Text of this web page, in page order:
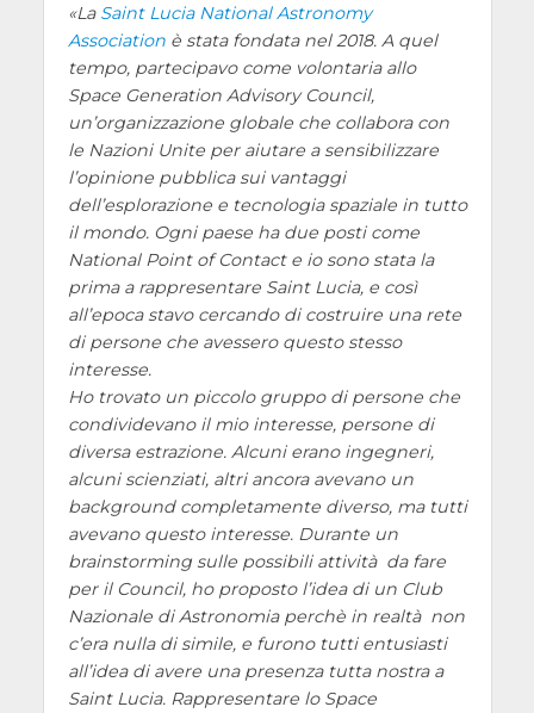
La Saint Lucia National Astronomy
Associationè stata fondata nel 2018. A quel
tempo, partecipavo come volontaria allo
Space Generation Advisory Council,
un’organizzazione globale che collabora con
le Nazioni Unite per aiutare a sensibilizzare
l’opinione pubblica sui vantaggi
dell’esplorazione e tecnologia spaziale in tutto
il mondo. Ogni paese ha due posti come
National Point of Contact e io sono stata la
prima a rappresentare Saint Lucia, e così
all’epoca stavo cercando di costruire una rete
di persone che avessero questo stesso
interesse.
Ho trovato un piccolo gruppo di persone che
condividevano il mio interesse, persone di
diversa estrazione. Alcuni erano ingegneri,
alcuni scienziati, altri ancora avevano un
background completamente diverso, ma tutti
avevano questo interesse. Durante un
brainstorming sulle possibili attività da fare
per il Council, ho proposto l’idea di un Club
Nazionale di Astronomia perchè in realtà non
c’era nulla di simile, e furono tutti entusiasti
all’idea di avere una presenza tutta nostra a
Saint Lucia. Rappresentare lo Space